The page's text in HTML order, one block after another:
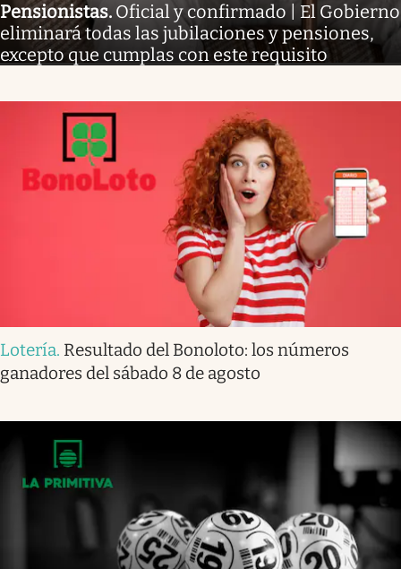
Pensionistas. Oficial y confirmado | El Gobierno
eliminará todas las jubilaciones y pensiones,
excepto que cumplas con este requisito
Lotería. Resultado del Bonoloto: los números
ganadores del sábado 8 de agosto